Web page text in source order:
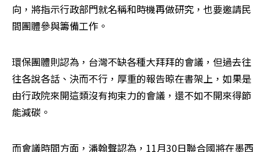
向，將指示行政部門就名稱和時機再做研究，也要邀請民
間團體參與籌備工作。
環保團體則認為，台灣不缺各種大拜拜的會議，但過去往
往各說各話、決而不行，厚重的報告晾在書架上，如果是
由行政院來開這類沒有拘束力的會議，還不如不開來得節
能減碳。
而會議時間方面，潘翰聲認為，11月30日聯合國將在墨西